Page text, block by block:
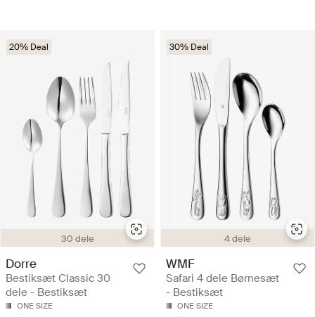
30 dele
20% Deal
Dorre
Bestiksæt Classic 30
dele - Bestiksæt
ONE SIZE
4 dele
30% Deal
WMF
Safari 4 dele Børnesæt
- Bestiksæt
ONE SIZE